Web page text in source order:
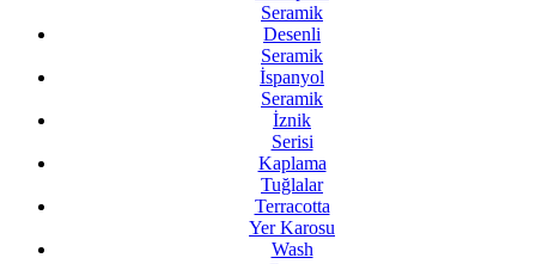
Seramik
Desenli
Seramik
İspanyol
Seramik
İznik
Serisi
Kaplama
Tuğlalar
Terracotta
Yer Karosu
Wash